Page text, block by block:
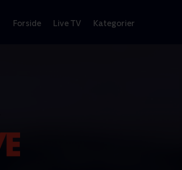
Forside Live TV Kategorier